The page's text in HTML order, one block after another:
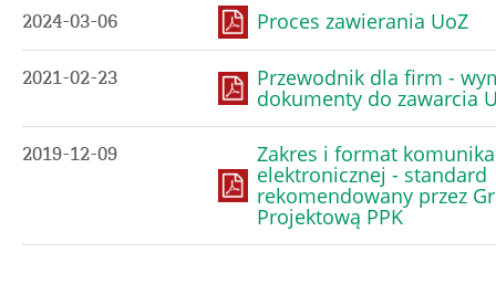
2024-03-06 Proces zawierania UoZ
2021-02-23 Przewodnik dla firm -
dokumenty do zawarcia
2019-12-09 Zakres i format
elektronicznej - standard
rekomendowany przez
Projektową PPK